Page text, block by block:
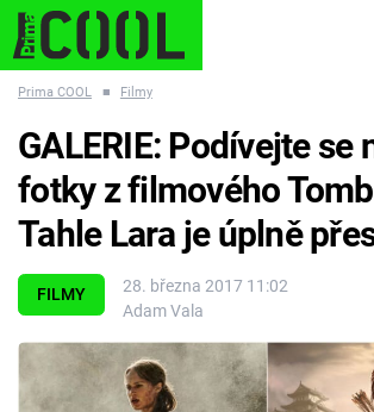
ESCAPE PLNEJ KOTEL AVENGERS 5
Témata
Filmy
Prima COOL ■ Filmy
FILMY
28. března 2017 11:02
Adam Vala
GALERIE: Podívejte se
fotky z filmového
Tahle Lara je úplně